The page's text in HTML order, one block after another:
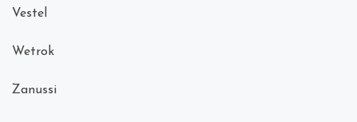
Vestel
Wetrok
Zanussi